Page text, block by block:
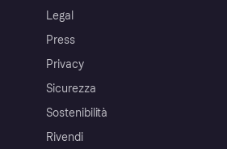
Legal
Press
Privacy
Sicurezza
Sostenibilità
Rivendi